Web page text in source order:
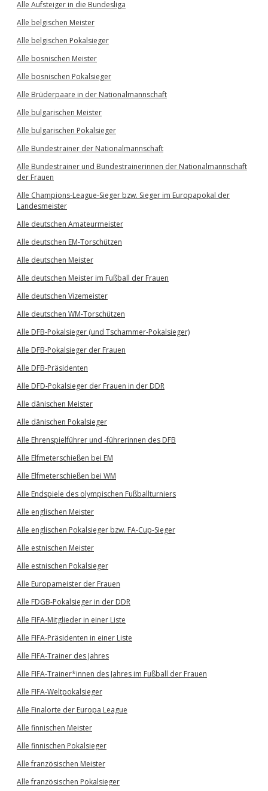
Alle Aufsteiger in die Bundesliga
Alle belgischen Meister
Alle belgischen Pokalsieger
Alle bosnischen Meister
Alle bosnischen Pokalsieger
Alle Brüderpaare in der Nationalmannschaft
Alle bulgarischen Meister
Alle bulgarischen Pokalsieger
Alle Bundestrainer der Nationalmannschaft
Alle Bundestrainer und Bundestrainerinnen der Nationalmannschaft
der Frauen
Alle Champions-League-Sieger bzw. Sieger im Europapokal der
Landesmeister
Alle deutschen Amateurmeister
Alle deutschen EM-Torschützen
Alle deutschen Meister
Alle deutschen Meister im Fußball der Frauen
Alle deutschen Vizemeister
Alle deutschen WM-Torschützen
Alle DFB-Pokalsieger (und Tschammer-Pokalsieger)
Alle DFB-Pokalsieger der Frauen
Alle DFB-Präsidenten
Alle DFD-Pokalsieger der Frauen in der DDR
Alle dänischen Meister
Alle dänischen Pokalsieger
Alle Ehrenspielführer und -führerinnen des DFB
Alle Elfmeterschießen bei EM
Alle Elfmeterschießen bei WM
Alle Endspiele des olympischen Fußballturniers
Alle englischen Meister
Alle englischen Pokalsieger bzw. FA-Cup-Sieger
Alle estnischen Meister
Alle estnischen Pokalsieger
Alle Europameister der Frauen
Alle FDGB-Pokalsieger in der DDR
Alle FIFA-Mitglieder in einer Liste
Alle FIFA-Präsidenten in einer Liste
Alle FIFA-Trainer des Jahres
Alle FIFA-Trainer*innen des Jahres im Fußball der Frauen
Alle FIFA-Weltpokalsieger
Alle Finalorte der Europa League
Alle finnischen Meister
Alle finnischen Pokalsieger
Alle französischen Meister
Alle französischen Pokalsieger